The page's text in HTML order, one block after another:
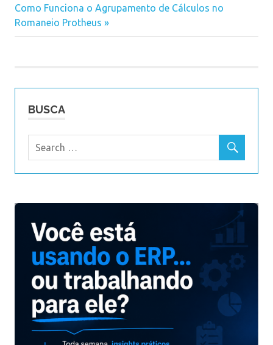
Navegação
de
Post:
Next
Post:
Como Funciona o Agrupamento de Cálculos no
Romaneio Protheus
BUSCA